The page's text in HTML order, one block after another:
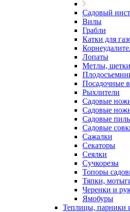
Садовый
Вилы
Грабли
Катки для
Лопаты
Метлы,
Посадочные
Рыхлители
Садовые
Садовые
Садовые
Садовые
Сажалки
Секаторы
Сеялки
Сучкорезы
Топоры
Тяпки,
Черенки и
Ямобуры
Теплицы, парники